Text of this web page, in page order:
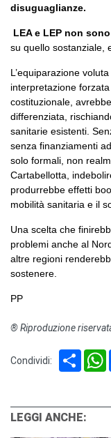
disuguaglianze.
LEA e LEP non
su quello sostanziale,
L’equiparazione
interpretazione
costituzionale,
differenziata,
sanitarie esistenti.
senza finanziamenti
solo formali, non
Cartabellotta,
produrrebbe effetti
mobilità sanitaria e il
Una scelta che
problemi anche al
altre regioni
sostenere.
PP
® Riproduzione
Condividi: Share
LEGGI ANCHE: